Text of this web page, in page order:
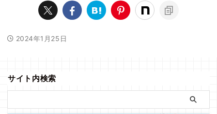
2024年1月25日
サイト内検索